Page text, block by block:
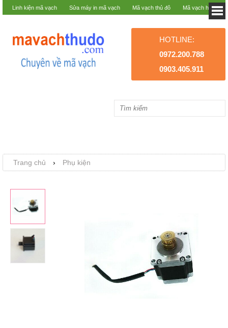
Linh kiện mã vạch Sửa máy in mã vạch Mã vạch thủ đô Mã vạch hà nội
HOTLINE:
0972.200.788
0903.405.911
Trang chủ › Phụ kiện